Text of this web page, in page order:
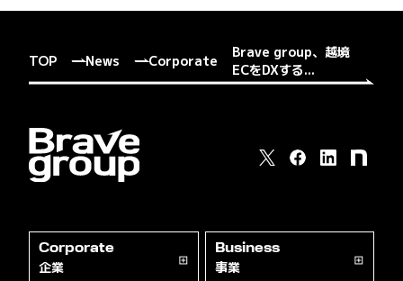
TOP News Corporate
Brave group、越境
ECをDXする...
Corporate
企業
Business
事業